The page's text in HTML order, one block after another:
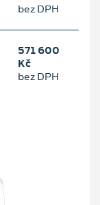
bez DPH
571 600
Kč
bez DPH